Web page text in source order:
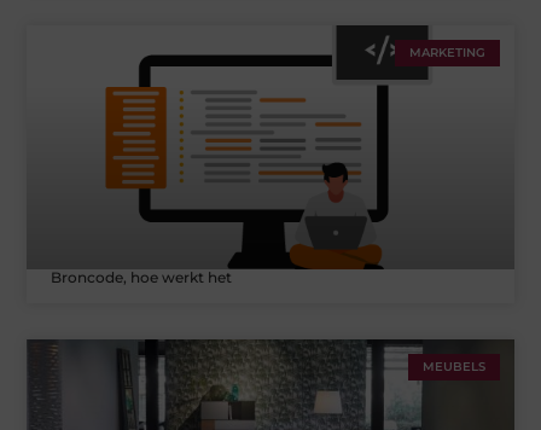
MARKETING
Broncode, hoe werkt het
MEUBELS